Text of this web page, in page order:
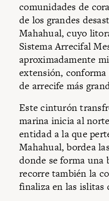
comunidades de
de los grandes
Mahahual, cuyo
Sistema Arrecifal
aproximadamente
extensión,
de arrecife más
Este cinturón
marina inicia al
entidad a la que
Mahahual, bordea
donde se forma
recorre también la
finaliza en las islitas